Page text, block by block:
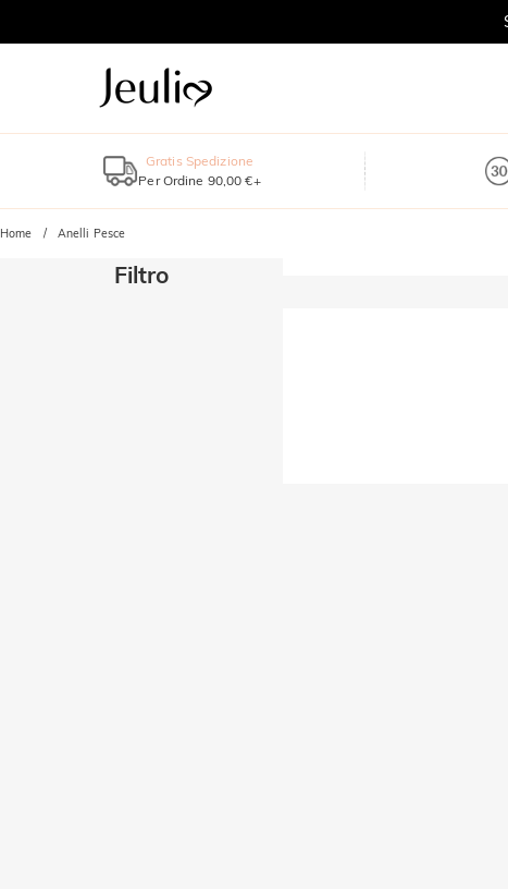
Gratis Spedizione
Per Ordine 90,00 €+
Home Anelli Pesce
Filtro